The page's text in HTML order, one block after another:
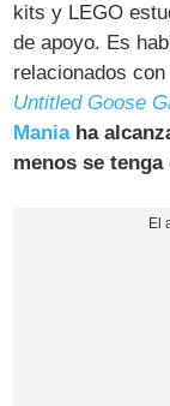
kits y LEGO
de apoyo. Es
relacionados
Untitled Goose
Maniaha
menos se tenga